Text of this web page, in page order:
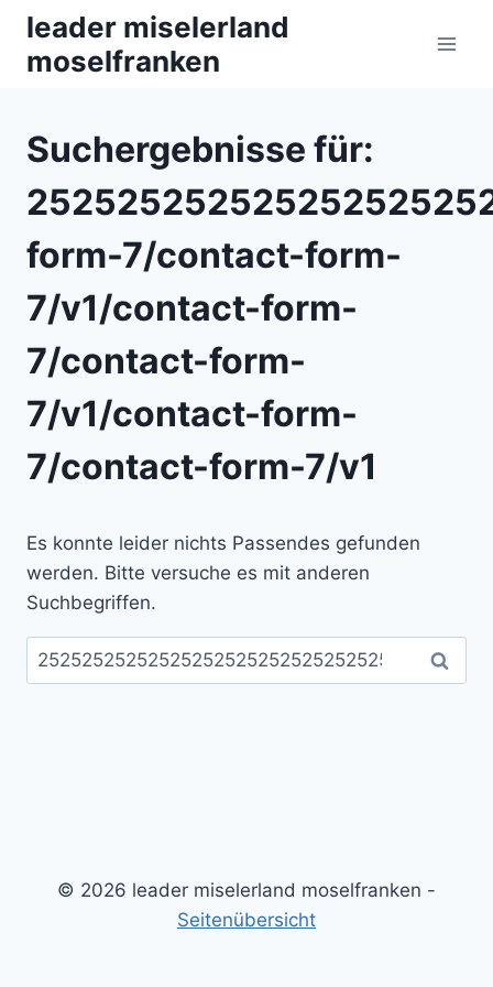
Zum
Inhalt
springen
leader miselerland
moselfranken
Suchergebnisse für:
form-7/contact-form-
7/v1/contact-form-
7/contact-form-
7/v1/contact-form-
7/contact-form-7/v1
Es konnte leider nichts Passendes gefunden
werden. Bitte versuche es mit anderen
Suchbegriffen.
Suchen
nach:
© 2026 leader miselerland moselfranken -
Seitenübersicht